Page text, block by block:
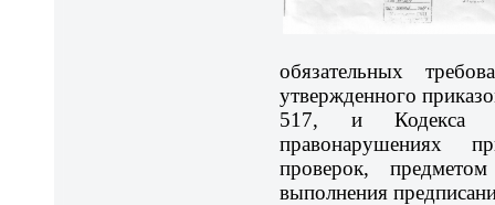
обязательных
утвержденного
517, и Кодекса
правонарушениях
проверок,
выполнения